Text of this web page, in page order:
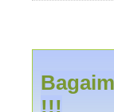
!!!